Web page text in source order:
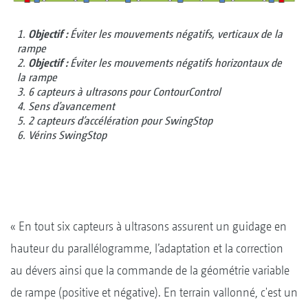
1. Objectif :Éviter les mouvements négatifs, verticaux de la
rampe
2. Objectif :Éviter les mouvements négatifs horizontaux de
la rampe
3. 6 capteurs à ultrasons pour ContourControl
4. Sens d’avancement
5. 2 capteurs d’accélération pour SwingStop
6. Vérins SwingStop
« En tout six capteurs à ultrasons assurent un guidage en
hauteur du parallélogramme, l’adaptation et la correction
au dévers ainsi que la commande de la géométrie variable
de rampe (positive et négative). En terrain vallonné, c'est un